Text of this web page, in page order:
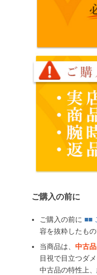
ご購入の前に
ご購入の前に ■■
容を抜粋したもの
当商品は、 中古品
目視で目立つダ
中古品の特性上